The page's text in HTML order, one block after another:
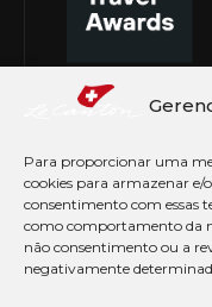
Para proporcionar uma
cookies para armazenar e/
consentimento com essas
como comportamento da
não consentimento ou a
negativamente© Copyright